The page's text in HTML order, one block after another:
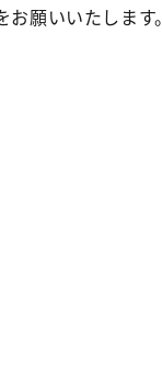
願いいたします。